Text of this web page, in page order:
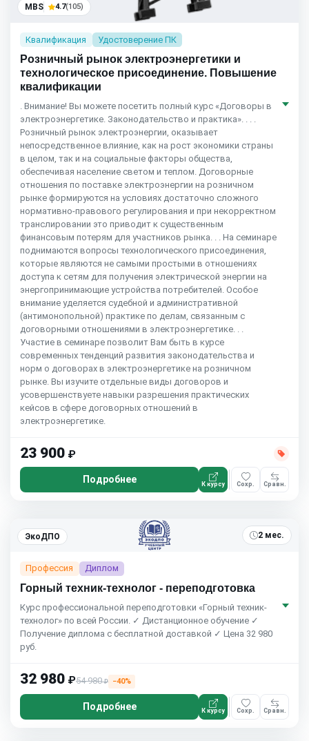
MBS 4.7(105)
Квалификация Удостоверение ПК
Розничный рынок электроэнергетики и
технологическое присоединение. Повышение
квалификации
. Внимание! Вы можете посетить полный курс «Договоры в
электроэнергетике. Законодательство и практика». . . .
Розничный рынок электроэнергии, оказывает
непосредственное влияние, как на рост экономики страны
в целом, так и на социальные факторы общества,
обеспечивая население светом и теплом. Договорные
отношения по поставке электроэнергии на розничном
рынке формируются на условиях достаточно сложного
нормативно-правового регулирования и при некорректном
транслировании это приводит к существенным
финансовым потерям для участников рынка. . . На семинаре
поднимаются вопросы технологического присоединения,
которые являются не самыми простыми в отношениях
доступа к сетям для получения электрической энергии на
энергопринимающие устройства потребителей. Особое
внимание уделяется судебной и административной
(антимонопольной) практике по делам, связанным с
договорными отношениями в электроэнергетике. . .
Участие в семинаре позволит Вам быть в курсе
современных тенденций развития законодательства и
норм о договорах в электроэнергетике на розничном
рынке. Вы изучите отдельные виды договоров и
усовершенствуете навыки разрешения практических
кейсов в сфере договорных отношений в
электроэнергетике.
23 900 ₽
Подробнее К курсу Сохр. Сравн.
ЭкоДПО 2 мес.
Профессия Диплом
Горный техник-технолог - переподготовка
Курс профессиональной переподготовки «Горный техник-
технолог» по всей России. ✓ Дистанционное обучение ✓
Получение диплома с бесплатной доставкой ✓ Цена 32 980
руб.
32 980 ₽54 980₽ −40%
Подробнее К курсу Сохр. Сравн.